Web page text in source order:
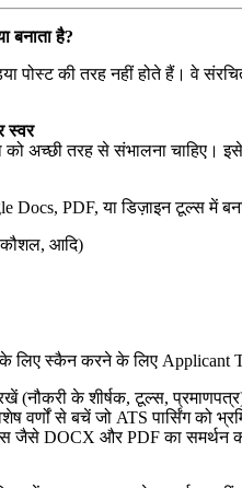
बनाता है?
पोस्ट की तरह नहीं होते हैं। वे
स्वर
अच्छी तरह से संभालना चाहिए। इसे
Docs, PDF, या डिज़ाइन टूल्स में
कौशल, आदि)
के लिए स्कैन करने के लिए Applicant
(नौकरी के शीर्षक, टूल्स,
वर्णों से बचें जो ATS पार्सिंग को
जैसे DOCX और PDF का समर्थन